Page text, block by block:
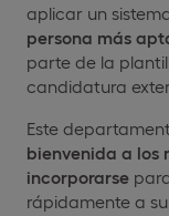
aplicar un
persona más
parte de la
candidatura
Este
bienvenida a los
incorporarse
rápidamente a